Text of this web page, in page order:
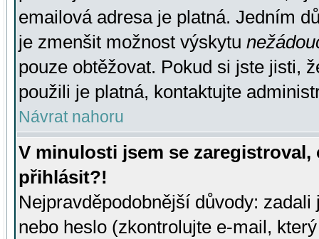
emailová adresa je platná. Jedním
je zmenšit možnost výskytu
pouze obtěžovat. Pokud si jste jisti,
použili je platná, kontaktujte
Návrat nahoru
V minulosti jsem se
přihlásit?!
Nejpravděpodobnější důvody:
nebo heslo (zkontrolujte e-mail,